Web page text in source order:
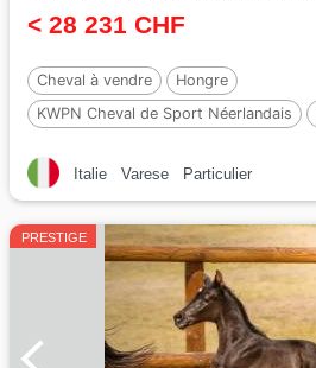
< 28 231 CHF
Cheval à vendre
Hongre
KWPN Cheval de Sport Néerlandais
Italie
Varese Particulier
PRESTIGE